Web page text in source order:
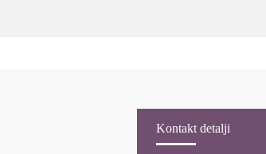
Kontakt detalji